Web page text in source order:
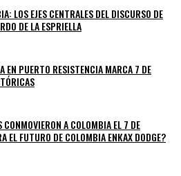
LOS EJES CENTRALES DEL DISCURSO DE
DE LA ESPRIELLA
EN PUERTO RESISTENCIA MARCA 7 DE
A COLOMBIA EL 7 DE
EL FUTURO DE COLOMBIA ENКАХ DODGE?